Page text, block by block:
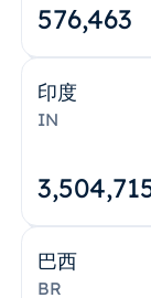
576,463
印度
IN
巴西
BR